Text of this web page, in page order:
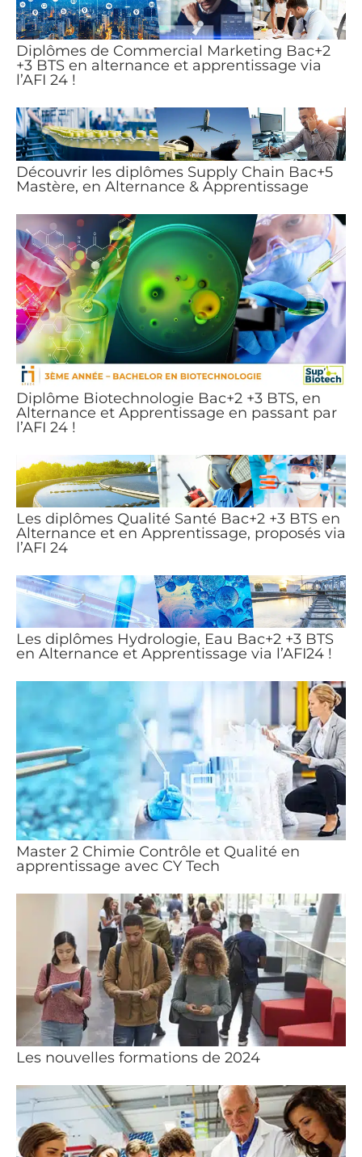
Diplômes de Commercial Marketing Bac+2
+3 BTS en alternance et apprentissage via
l’AFI 24 !
Découvrir les diplômes Supply Chain Bac+5
Mastère, en Alternance & Apprentissage
Diplôme Biotechnologie Bac+2 +3 BTS, en
Alternance et Apprentissage en passant par
l’AFI 24 !
Les diplômes Qualité Santé Bac+2 +3 BTS en
Alternance et en Apprentissage, proposés via
l’AFI 24
Les diplômes Hydrologie, Eau Bac+2 +3 BTS
en Alternance et Apprentissage via l’AFI24 !
Master 2 Chimie Contrôle et Qualité en
apprentissage avec CY Tech
Les nouvelles formations de 2024